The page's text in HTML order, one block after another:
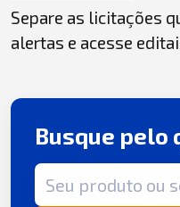
Separe as licitações
alertas e acesse
Busque pelo
Termo de busca